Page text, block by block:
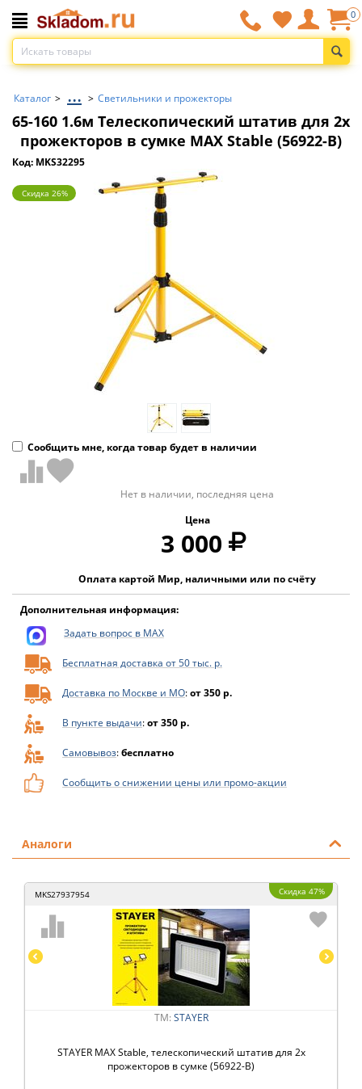
0
Каталог > ... > Светильники и прожекторы
65-160 1.6м Телескопический штатив для 2х
прожекторов в сумке MAX Stable (56922-B)
Код: MKS32295
Скидка 26%
Сообщить мне, когда товар будет в наличии
Нет в наличии, последняя цена
Цена
3 000
Оплата картой Мир, наличными или по счёту
Дополнительная информация:
Задать вопрос в MAX
Бесплатная доставка от 50 тыс. р.
Доставка по Москве и МО:от 350 р.
В пункте выдачи:от 350 р.
Самовывоз:бесплатно
Сообщить о снижении цены или промо-акции
Аналоги
MKS27937954 Скидка 47%
ТМ: STAYER
STAYER MAX Stable, телескопический штатив для 2х
прожекторов в сумке (56922-B)